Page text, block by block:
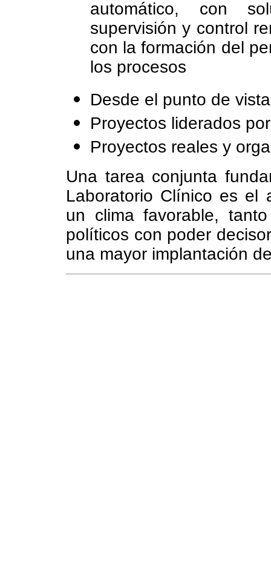
automático, con
supervisión y control
con la formación del
los procesos
Desde el punto de
Proyectos liderados
Proyectos reales y
Una tarea conjunta
Laboratorio Clínico es el
un clima favorable,
políticos con poder
una mayor implantación